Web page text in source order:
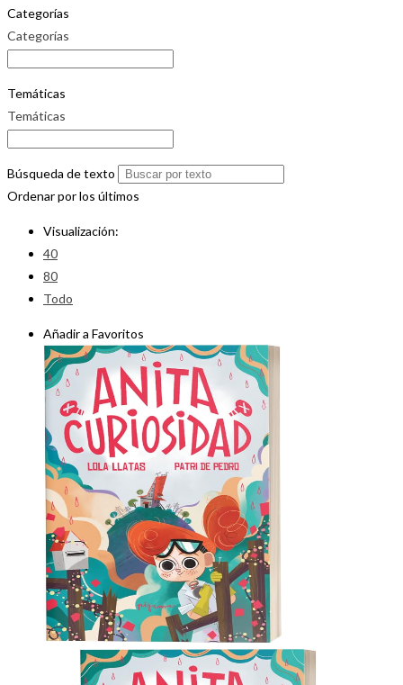
Categorías
Categorías
Temáticas
Temáticas
Búsqueda de texto
Ordenar por los últimos
Visualización:
40
80
Todo
Añadir a Favoritos